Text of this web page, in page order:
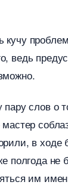
ведь
пару слов о
в
полгода не
им